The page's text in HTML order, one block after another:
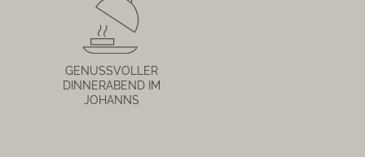
GENUSSVOLLER
DINNERABEND IM
JOHANNS